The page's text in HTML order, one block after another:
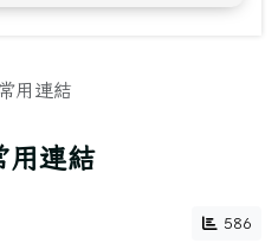
常用連結
用連結
586